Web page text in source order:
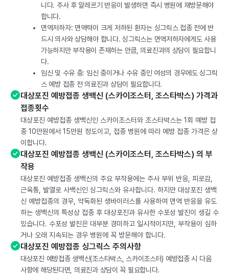
니다. 주사 후 알레르기 반응이 발생하면 즉시 병원에 재방문해야
합니다.
면역저하자: 면역력이 크게 저하된 환자는 싱그릭스 접종 전에 반
드시 의사와 상담해야 합니다. 싱그릭스는 면역저하자에게도 사용
가능하지만 부작용이 존재하는 만큼, 의료진과의 상담이 필요합니
다.
임신 및 수유 중: 임신 중이거나 수유 중인 여성의 경우에도 싱그릭
스 예방 접종 전 의료진과 상담이 필요합니다.
대상포진 예방접종 생백신 (스카이조스터, 조스타박스) 가격과
접종횟수
대상포진 예방접종 생백신인 스카이조스터와 조스타박스는 1회 예방 접
종 10만원에서 15만원 정도이고, 접종 병원에 따라 예방 접종 가격은 상
이합니다.
대상포진 예방접종 생백신 (스카이조스터, 조스타박스) 의 부
작용
대상포진 예방접종 생백신의 주요 부작용에는 주사 부위 반응, 피로감,
근육통, 발열로 사백신인 싱그릭스와 유사합니다. 하지만 대상포진 생백
신 예방접종의 경우, 약독화된 생바이러스를 사용하여 면역 반응을 유도
하는 생백신의 특성상 접종 후 대상포진과 유사한 수포성 발진이 생길 수
있습니다. 수포성 발진은 대부분 경미하고 일시적이지만, 부작용이 심하
거나 오래 지속되는 경우 병원에 꼭 방문해야 합니다.
대상포진 예방접종 싱그릭스 주의사항
대상포진 예방접종 생백신(조스타박스, 스카이조스터) 예방접종 시 다음
사항에 해당된다면, 의료진과 상담이 꼭 필요합니다.